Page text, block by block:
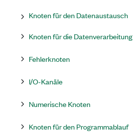
Knoten für den Datenaustausch
Knoten für die Datenverarbeitung
Fehlerknoten
I/O-Kanäle
Numerische Knoten
Knoten für den Programmablauf